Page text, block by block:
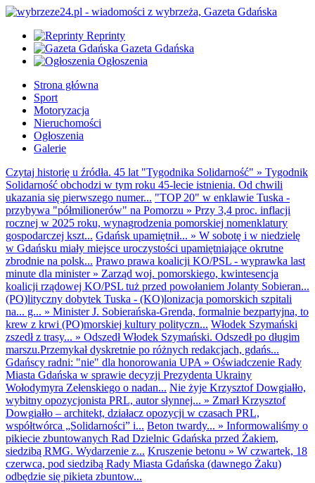
Reprinty
Gazeta Gdańska
Ogłoszenia
Strona główna
Sport
Motoryzacja
Nieruchomości
Ogłoszenia
Galerie
Czytaj historię u źródła. 45 lat "Tygodnika Solidarność" » Tygodnik
Solidarność obchodzi w tym roku 45-lecie istnienia. Od chwili
ukazania się pierwszego numer... "TOP 20" w enklawie Tuska -
przybywa "półmilionerów" na Pomorzu » Przy 3,4 proc. inflacji
rocznej w 2025 roku, wynagrodzenia pomorskiej nomenklatury
gospodarczej kszt... Gdańsk upamiętnił... » W sobotę i w niedzielę
w Gdańsku miały miejsce uroczystości upamiętniające okrutne
zbrodnie na polsk... Prawo prawa koalicji KO/PSL - wyprawka last
minute dla minister» Zarząd woj. pomorskiego, kwintesencja
koalicji rządowej KO/PSL tuż przed powołaniem Jolanty Sobieran...
(PO)lityczny dobytek Tuska - (KO)lonizacja pomorskich szpitali
na... g... » Minister J. Sobierańska-Grenda, formalnie bezpartyjna, to
krew z krwi (PO)morskiej kultury polityczn... Włodek Szymański
zszedł z trasy... » Odszedł Włodek Szymański. Odszedł po długim
marszu.Przemykał dyskretnie po różnych redakcjach, gdańs...
Gdańscy radni: "nie" dla honorowania UPA » Oświadczenie Rady
Miasta Gdańska w sprawie decyzji Prezydenta Ukrainy
Wołodymyra Zełenskiego o nadan... Nie żyje Krzysztof Dowgiałło,
wybitny opozycjonista PRL, autor słynnej... » Zmarł Krzysztof
Dowgiałło – architekt, działacz opozycji w czasach PRL,
współtwórca „Solidarności” i... Beton twardy... » Informowaliśmy o
pikiecie zbuntowanych Rad Dzielnic Gdańska przed Żakiem,
siedzibą RMG. Wydarzenie z... Kruszenie betonu » W czwartek, 18
czerwca, pod siedzibą Rady Miasta Gdańska (dawnego Żaku)
odbędzie się pikieta zbuntow...